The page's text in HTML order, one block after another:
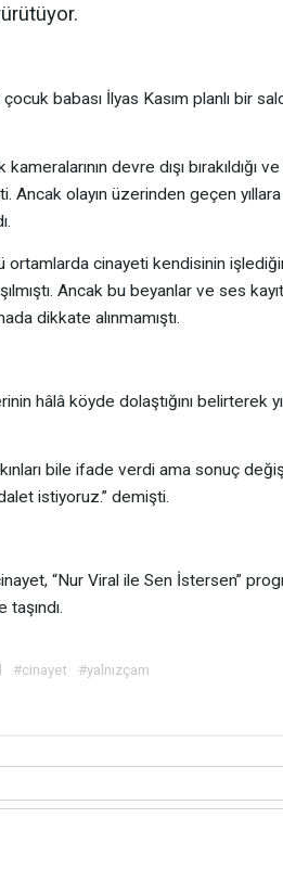
babası İlyas Kasım planlı bir
devre dışı bırakıldığı ve
olayın üzerinden geçen
ortamlarda cinayeti kendisinin
Ancak bu beyanlar ve ses
dikkate alınmamıştı.
hâlâ köyde dolaştığını belirterek
bile ifade verdi ama sonuç
istiyoruz.” demişti.
“Nur Viral ile Sen İstersen”
#cinayet #yalnızçam